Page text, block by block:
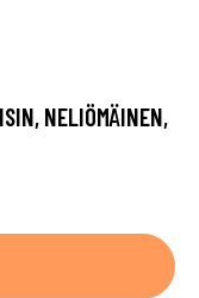
NELIÖMÄINEN,